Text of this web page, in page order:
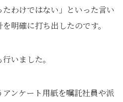
たわけではない」といった言い
明確に打ち出したのです。
いました。
ンケート用紙を嘱託社員や派